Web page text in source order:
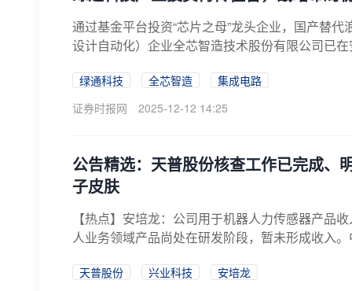
通过基金平台投资“芯片之母”龙头企业，国产替
设计自动化）企业全芯智造技术股份有限公司已
绿通科技 全芯智造
集成电路
证券时报网
2025-12-12 14:25
公告精选：天普股份核查工作已完成、
子皮肤
【热点】安培龙：公司用于机器人力传感器产品
人业务领域产品尚处在研发阶段，暂未形成收入
天普股份 兴业科技
安培龙